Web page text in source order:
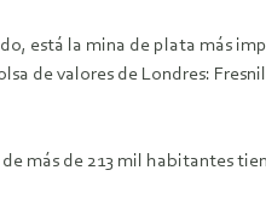
está la mina de plata más
de valores de Londres:
más de 213 mil habitantes